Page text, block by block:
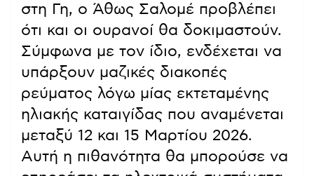
στη Γη, ο Άθως Σαλομέ προβλέπει
ότι και οι ουρανοί θα δοκιμαστούν.
Σύμφωνα με τον ίδιο, ενδέχεται να
υπάρξουν μαζικές διακοπές
ρεύματος λόγω μίας εκτεταμένης
ηλιακής καταιγίδας που αναμένεται
μεταξύ 12 και 15 Μαρτίου 2026.
Αυτή η πιθανότητα θα μπορούσε να